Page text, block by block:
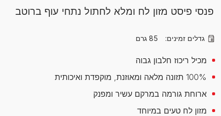
פנסי פיסט מזון לח ומלא לחתול נתחי עוף ברוטב
גדלים זמינים: 85 גרם
מכיל ריכוז חלבון גבוה
100% תזונה מלאה ומאוזנת, מוקפדת ואיכותית
ארוחת גורמה במרקם עשיר ומפנק
מזון לח טעים במיוחד